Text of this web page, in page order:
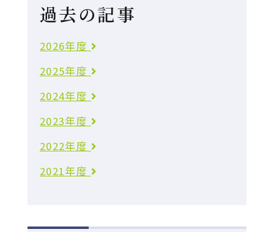
過去の記事
2026年度
2025年度
2024年度
2023年度
2022年度
2021年度